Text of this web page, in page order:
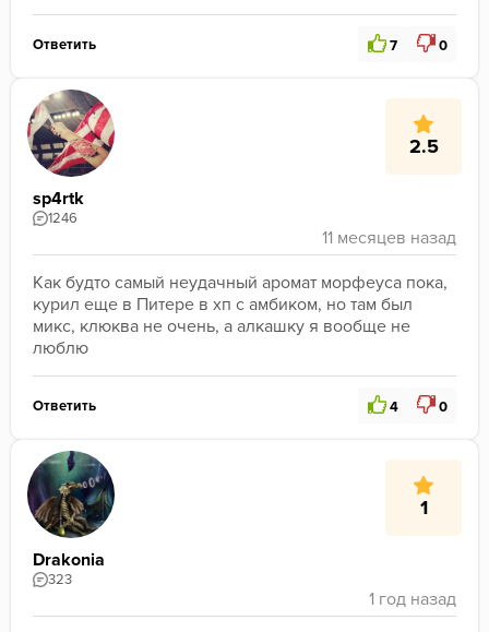
Ответить 7 0
2.5
sp4rtk
1246
Как будто самый неудачный аромат морфеуса пока,
курил еще в Питере в хп с амбиком, но там был
микс, клюква не очень, а алкашку я вообще не
люблю
Ответить 4 0
1
Drakonia
323